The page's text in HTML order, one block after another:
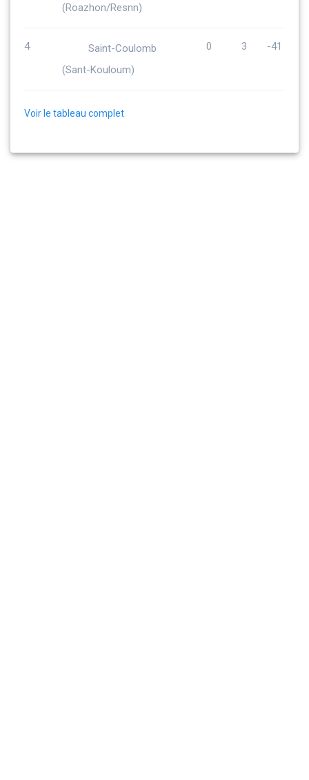
(Roazhon/Resnn)
4
Saint-Coulomb
(Sant-Kouloum)
0 3 -41
Voir le tableau complet